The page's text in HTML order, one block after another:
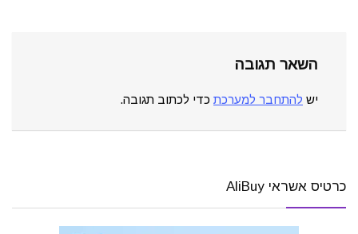
השאר תגובה
יש להתחבר למערכת כדי לכתוב תגובה.
כרטיס אשראי AliBuy